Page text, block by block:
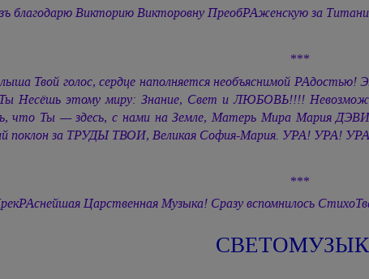
благодарю Викторию Викторовну ПреобРАженскую за
***
Твой голос, сердце наполняется необъяснимой
Несёшь этому миру: Знание, Свет и ЛЮБОВЬ!!!!
что Ты — здесь, с нами на Земле, Матерь Мира Мария
поклон за ТРУДЫ ТВОИ, Великая София-Мария. УРА! УРА!
***
Царственная Музыка! Сразу вспомнилось